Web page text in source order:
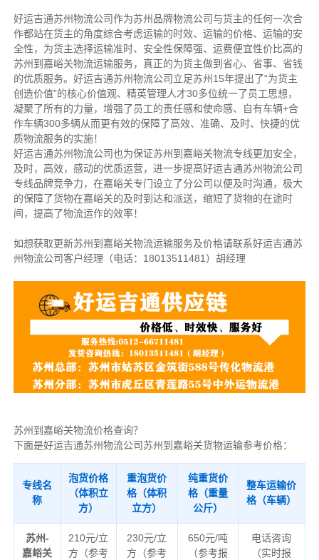
好运吉通苏州物流公司作为苏州品牌物流公司与货主的任何一次合
作都站在货主的角度综合考虑运输的时效、运输的价格、运输的安
全性，为货主选择运输准时、安全性保障强、运费便宜性价比高的
苏州到嘉峪关物流运输服务，真正的为货主做到省心、省事、省钱
的优质服务。好运吉通苏州物流公司立足苏州15年提出了“为货主
创造价值”的核心价值观、精英管理人才30多位统一了员工思想，
凝聚了所有的力量，增强了员工的责任感和使命感、自有车辆+合
作车辆300多辆从而更有效的保障了高效、准确、及时、快捷的优
质物流服务的实施！
好运吉通苏州物流公司也为保证苏州到嘉峪关物流专线更加安全，
及时，高效，感动的优质运营，进一步提高好运吉通苏州物流公司
专线品牌竞争力，在嘉峪关专门设立了分公司以便及时沟通，极大
的保障了货物在嘉峪关的及时到达和派送，缩短了货物的在途时
间，提高了物流运作的效率！
如想获取更新苏州到嘉峪关物流运输服务及价格请联系好运吉通苏
州物流公司客户经理（电话：18013511481 ）胡经理
苏州到嘉峪关物流价格查询？
下面是好运吉通苏州物流公司苏州到嘉峪关货物运输参考价格：
专线名
称
泡货价格
（体积立
方）
重泡货价
格（体积
立方）
纯重货价
格（重量
公斤）
整车运输价
格（车辆）
苏州-
嘉峪关
210元/立
方（参考
230元/立
方（参考
650元/吨
（参考报
电话咨询
（实时报